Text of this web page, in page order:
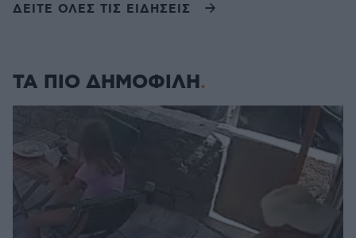
ΔΕΙΤΕ ΟΛΕΣ ΤΙΣ ΕΙΔΗΣΕΙΣ
ΤΑ ΠΙΟ ΔΗΜΟΦΙΛΗ